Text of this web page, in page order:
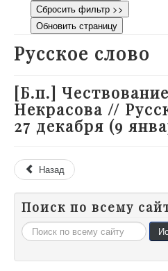
Сбросить фильтр >>
Обновить страницу
Русское слово
[Б.п.]
Некрасова //
27 декабря (9
Назад
Поиск по всему
Искать...